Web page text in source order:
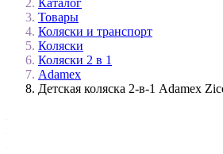
Товары
Коляски и транспорт
Коляски
Коляски 2 в 1
Adamex
Детская коляска 2-в-1 Adamex